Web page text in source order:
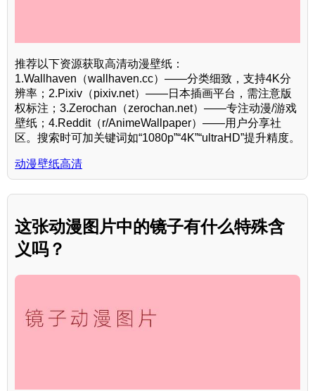
推荐以下资源获取高清动漫壁纸：
1.Wallhaven（wallhaven.cc）——分类细致，支持4K分
辨率；2.Pixiv（pixiv.net）——日本插画平台，需注意版
权标注；3.Zerochan（zerochan.net）——专注动漫/游戏
壁纸；4.Reddit（r/AnimeWallpaper）——用户分享社
区。搜索时可加关键词如“1080p”“4K”“ultraHD”提升精度。
动漫壁纸高清
这张动漫图片中的镜子有什么特殊含
义吗？